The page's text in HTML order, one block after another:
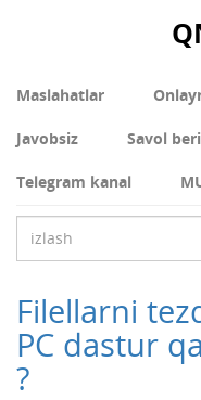
Maslahatlar
Javobsiz Savol
Telegram kanal
Filellarni
PC dastur
?